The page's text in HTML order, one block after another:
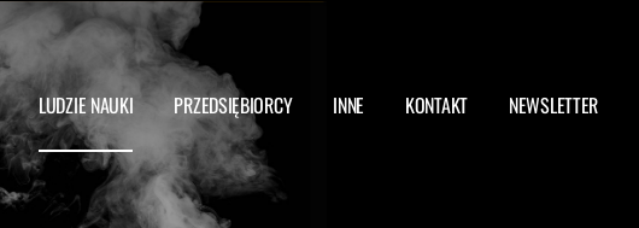
LUDZIE NAUKI PRZEDSIĘBIORCY INNE KONTAKT NEWSLETTER